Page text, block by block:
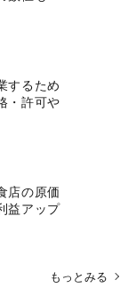
するため
・許可や
店の原価
益アップ
もっとみる